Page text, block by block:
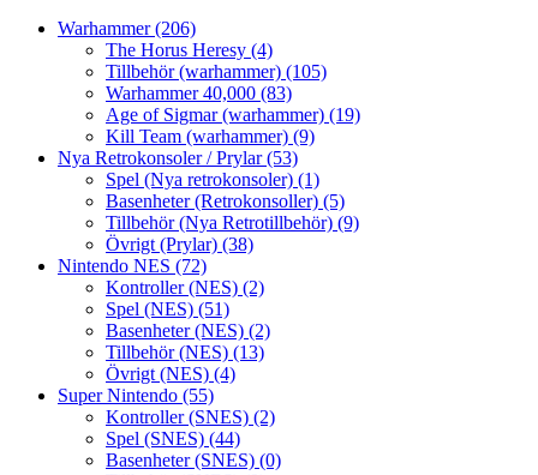
Warhammer(206)
The Horus Heresy (4)
Tillbehör (warhammer) (105)
Warhammer 40,000 (83)
Age of Sigmar (warhammer) (19)
Kill Team (warhammer) (9)
Nya Retrokonsoler / Prylar(53)
Spel (Nya retrokonsoler) (1)
Basenheter (Retrokonsoller) (5)
Tillbehör (Nya Retrotillbehör) (9)
Övrigt (Prylar) (38)
Nintendo NES (72)
Kontroller (NES) (2)
Spel (NES) (51)
Basenheter (NES) (2)
Tillbehör (NES) (13)
Övrigt (NES) (4)
Super Nintendo (55)
Kontroller (SNES) (2)
Spel (SNES) (44)
Basenheter (SNES) (0)